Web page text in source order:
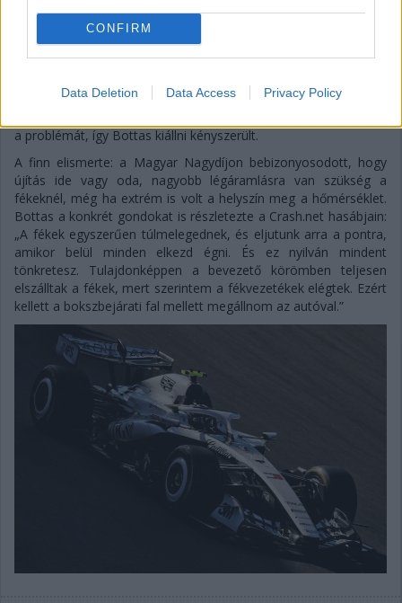
CONFIRM
Data Deletion Data Access Privacy Policy
Hiába hoztak az F1-es Magyar Nagydíjra fejlesztést is hozzá,
továbbra is szenvednek a fékhűtési problémáktól a Cadillacnél –
ismerte el Valtteri Bottas. A gond a leglátványosabban
Spielbergben ütötte fel a fejét, amikor mindkét autó kiesett
emiatt az első körökben. Ezért a Formula-1 új csapata a
Hungaroringre már új fékhűtő csatornával készült, de a
a problémát, így Bottas kiállni kényszerült.
A finn elismerte: a Magyar Nagydíjon bebizonyosodott, hogy
újítás ide vagy oda, nagyobb légáramlásra van szükség a
fékeknél, még ha extrém is volt a helyszín meg a hőmérséklet.
Bottas a konkrét gondokat is részletezte a Crash.net hasábjain:
„A fékek egyszerűen túlmelegednek, és eljutunk arra a pontra,
amikor belül minden elkezd égni. És ez nyilván mindent
tönkretesz. Tulajdonképpen a bevezető körömben teljesen
elszálltak a fékek, mert szerintem a fékvezetékek elégtek. Ezért
kellett a bokszbejárati fal mellett megállnom az autóval.”